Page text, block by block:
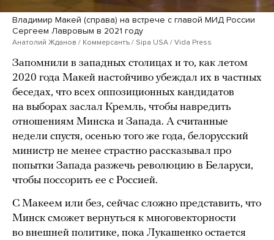
Владимир Макей (справа) на встрече с главой МИД России
Сергеем Лавровым в 2021 году
Анатолий Жданов / Коммерсантъ / Sipa USA / Vida Press
Запомнили в западных столицах и то, как летом
2020 года Макей настойчиво убеждал их в частных
беседах, что всех оппозиционных кандидатов
на выборах заслал Кремль, чтобы навредить
отношениям Минска и Запада. А считанные
недели спустя, осенью того же года, белорусский
министр не менее страстно рассказывал про
попытки Запада разжечь революцию в Беларуси,
чтобы поссорить ее с Россией.
С Макеем или без, сейчас сложно представить, что
Минск сможет вернуться к многовекторности
во внешней политике, пока Лукашенко остается